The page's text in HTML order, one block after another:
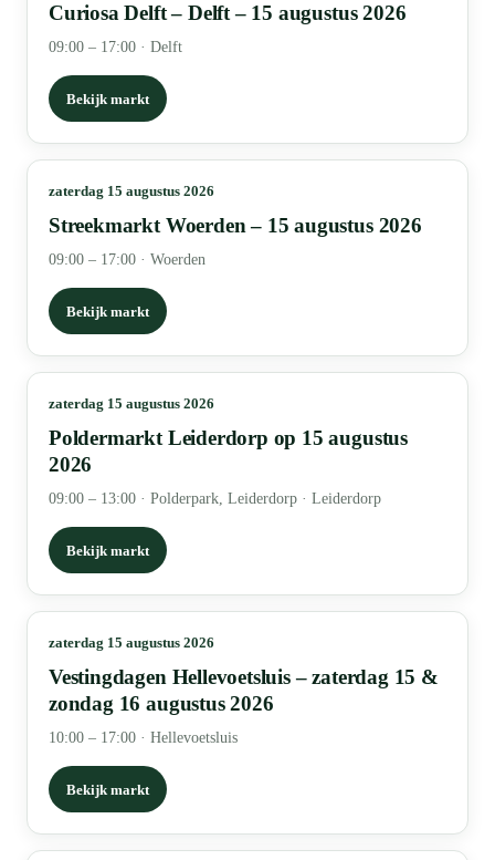
Curiosa Delft – Delft – 15 augustus 2026
09:00 – 17:00 · Delft
Bekijk markt
zaterdag 15 augustus 2026
Streekmarkt Woerden – 15 augustus 2026
09:00 – 17:00 · Woerden
Bekijk markt
zaterdag 15 augustus 2026
Poldermarkt Leiderdorp op 15 augustus
2026
09:00 – 13:00 · Polderpark, Leiderdorp · Leiderdorp
Bekijk markt
zaterdag 15 augustus 2026
Vestingdagen Hellevoetsluis – zaterdag 15 &
zondag 16 augustus 2026
10:00 – 17:00 · Hellevoetsluis
Bekijk markt